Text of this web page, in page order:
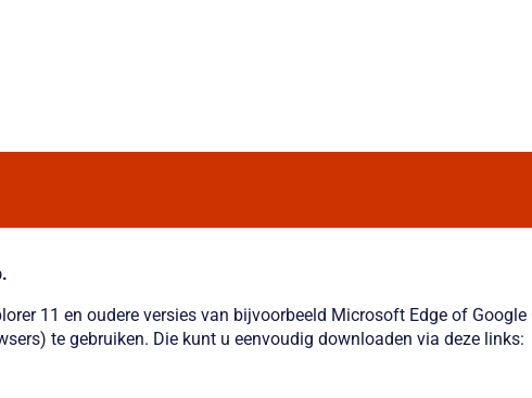
11 en oudere versies van bijvoorbeeld Microsoft Edge of
te gebruiken. Die kunt u eenvoudig downloaden via deze links: